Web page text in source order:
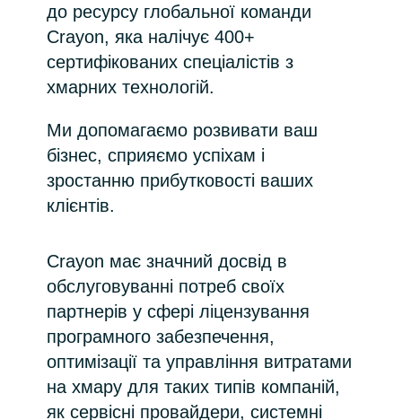
Indonesia
Kingdom of Saudi Arabia
Latvia
Middle East
Netherlands
до ресурсу глобальної команди
Crayon, яка налічує 400+
сертифікованих спеціалістів з
хмарних технологій.
Ми допомагаємо розвивати ваш
бізнес, сприяємо успіхам і
зростанню прибутковості ваших
клієнтів.
Crayon має значний досвід в
обслуговуванні потреб своїх
партнерів у сфері ліцензування
програмного забезпечення,
оптимізації та управління витратами
на хмару для таких типів компаній,
як сервісні провайдери, системні